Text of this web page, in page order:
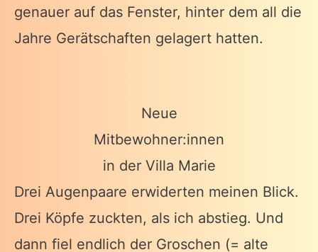
genauer auf das Fenster, hinter dem all die
Jahre Gerätschaften gelagert hatten.
Neue
Mitbewohner:innen
in der Villa Marie
Drei Augenpaare erwiderten meinen Blick.
Drei Köpfe zuckten, als ich abstieg. Und
dann fiel endlich der Groschen (= alte